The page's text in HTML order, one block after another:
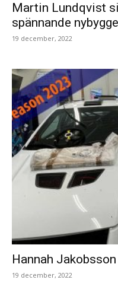
Martin Lundqvist
spännande nybygge
19 december, 2022
Hannah
19 december, 2022